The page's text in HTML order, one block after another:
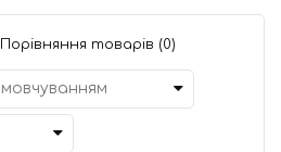
Порівняння товарів (0)